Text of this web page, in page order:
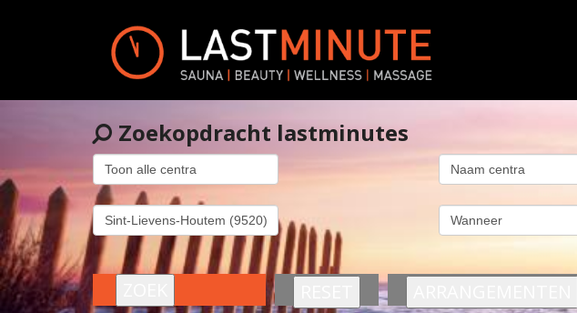
Zoekopdracht lastminutes